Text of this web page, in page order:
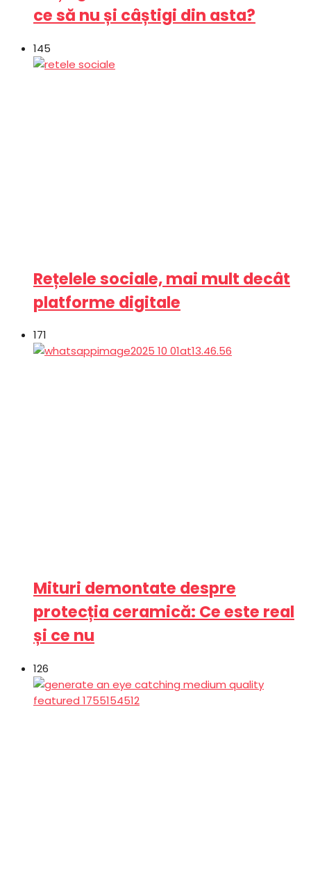
ce să nu și câștigi din asta?
145
Rețelele sociale, mai mult decât
platforme digitale
171
Mituri demontate despre
protecția ceramică: Ce este real
și ce nu
126